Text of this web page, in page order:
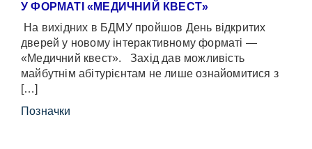
У ФОРМАТІ «МЕДИЧНИЙ КВЕСТ»
На вихідних в БДМУ пройшов День відкритих
дверей у новому інтерактивному форматі —
«Медичний квест». Захід дав можливість
майбутнім абітурієнтам не лише ознайомитися з
[…]
Позначки